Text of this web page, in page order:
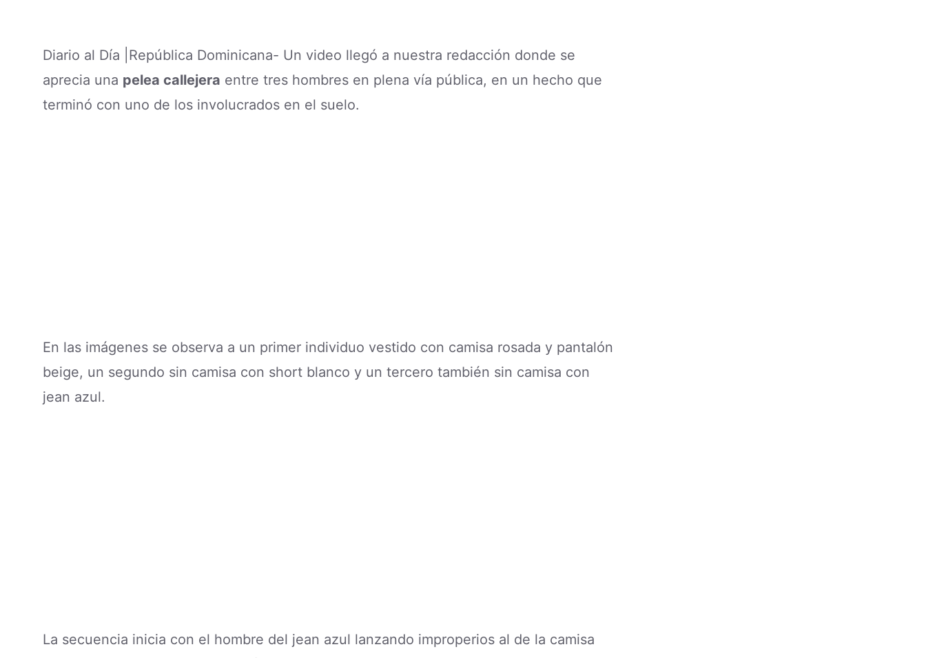
Diario al Día |República Dominicana- Un video llegó a nuestra redacción donde se
aprecia una pelea callejera entre tres hombres en plena vía pública, en un hecho que
terminó con uno de los involucrados en el suelo.
En las imágenes se observa a un primer individuo vestido con camisa rosada y pantalón
beige, un segundo sin camisa con short blanco y un tercero también sin camisa con
jean azul.
La secuencia inicia con el hombre del jean azul lanzando improperios al de la camisa